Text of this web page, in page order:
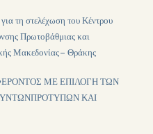
τη στελέχωση του Κέντρου
Πρωτοβάθμιας και
Μακεδονίας– Θράκης
ΜΕ ΕΠΙΛΟΓΗ ΤΩΝ
ΚΑΙ